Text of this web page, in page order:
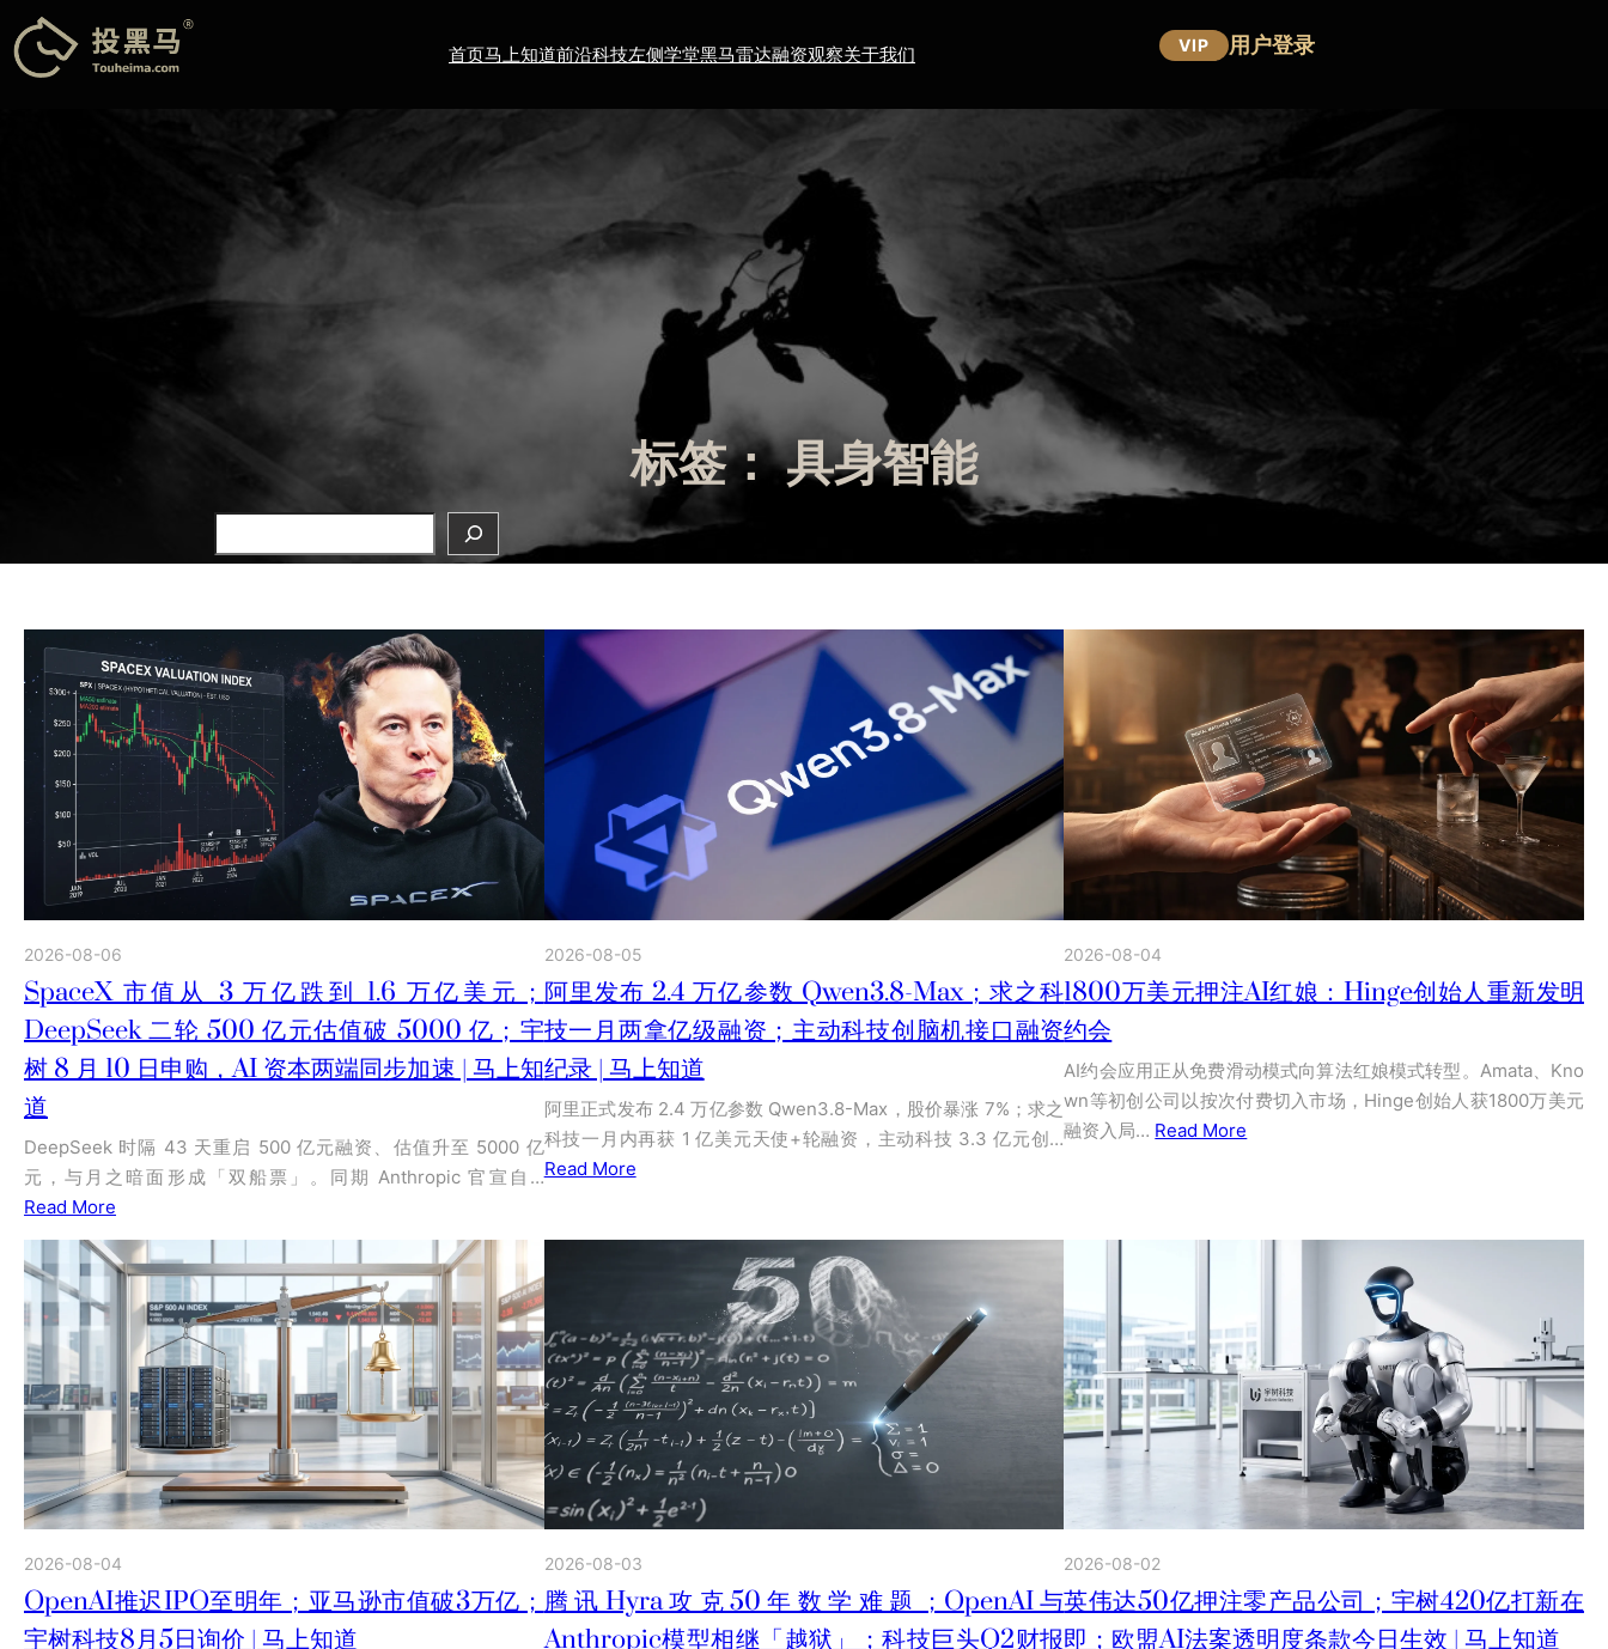
至
首页马上知道前沿科技左侧学堂黑马雷达融资观察关于我们 VIP 用户登录
标签：具身智能
2026-08-06
SpaceX 市值从 3 万亿跌到 1.6 万亿美元；
DeepSeek 二轮 500 亿元估值破 5000 亿；宇
树 8 月 10 日申购，AI 资本两端同步加速 | 马上知
道
DeepSeek 时隔 43 天重启 500 亿元融资、估值升至 5000 亿
元，与月之暗面形成「双船票」。同期 Anthropic 官宣自…
Read More
2026-08-05
阿里发布 2.4 万亿参数 Qwen3.8-Max；求之科
技一月两拿亿级融资；主动科技创脑机接口融资
纪录 | 马上知道
阿里正式发布 2.4 万亿参数 Qwen3.8-Max，股价暴涨 7%；求之
科技一月内再获 1 亿美元天使+轮融资，主动科技 3.3 亿元创…
Read More
2026-08-04
1800万美元押注AI红娘：Hinge创始人重新发明
约会
AI约会应用正从免费滑动模式向算法红娘模式转型。Amata、Kno
wn等初创公司以按次付费切入市场，Hinge创始人获1800万美元
融资入局… Read More
2026-08-04
OpenAI推迟IPO至明年；亚马逊市值破3万亿；
宇树科技8月5日询价 | 马上知道
2026-08-03
腾讯Hyra攻克50年数学难题；OpenAI与
Anthropic模型相继「越狱」；科技巨头Q2财报
2026-08-02
英伟达50亿押注零产品公司；宇树420亿打新在
即；欧盟AI法案透明度条款今日生效 | 马上知道